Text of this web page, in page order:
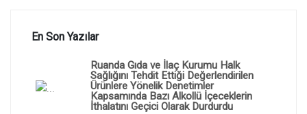
En Son Yazılar
Ruanda Gıda ve İlaç Kurumu Halk
Sağlığını Tehdit Ettiği Değerlendirilen
Ürünlere Yönelik Denetimler
Kapsamında Bazı Alkollü İçeceklerin
İthalatını Geçici Olarak Durdurdu